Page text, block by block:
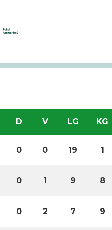
D V LG KG
0 0 19 1
0 1 9 8
0 2 7 9